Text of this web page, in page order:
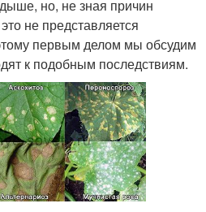
но, не зная причин
не представляется
первым делом мы обсудим
к подобным последствиям.